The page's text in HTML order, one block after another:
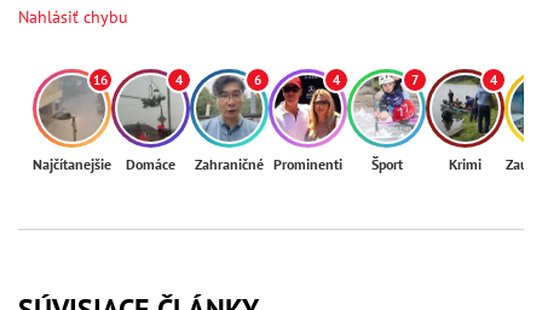
Nahlásiť chybu
16
Najčítanejšie
4
Domáce
6
Zahraničné
4
Prominenti
7
Šport
4
Krimi